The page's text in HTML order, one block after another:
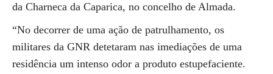
da Charneca da Caparica, no concelho de Almada.
“No decorrer de uma ação de patrulhamento, os
militares da GNR detetaram nas imediações de uma
residência um intenso odor a produto estupefaciente.